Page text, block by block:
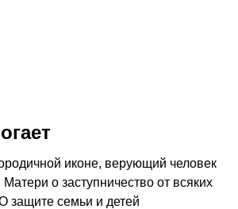
иконе, верующий человек
о заступничество от всяких
защите семьи и детей